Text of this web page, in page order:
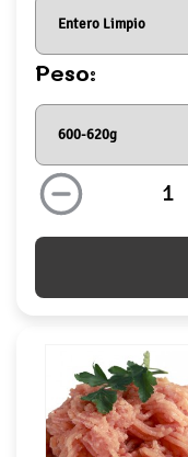
Peso: